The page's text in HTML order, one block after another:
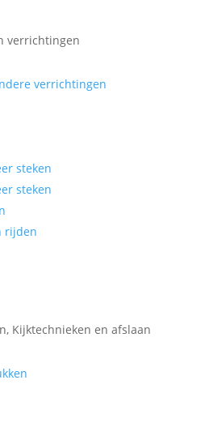
verrichtingen
verrichtingen
steken
steken
rijden
Kijktechnieken en afslaan